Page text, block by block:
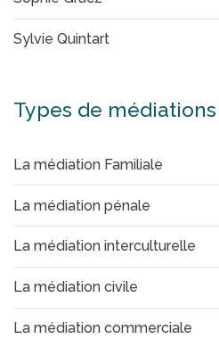
Sylvie Quintart
Types de médiations
La médiation Familiale
La médiation pénale
La médiation interculturelle
La médiation civile
La médiation commerciale